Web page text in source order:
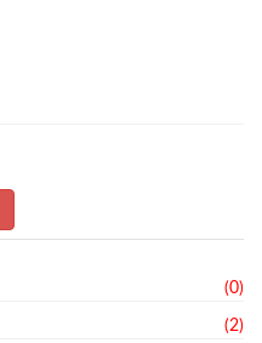
(0)
(2)